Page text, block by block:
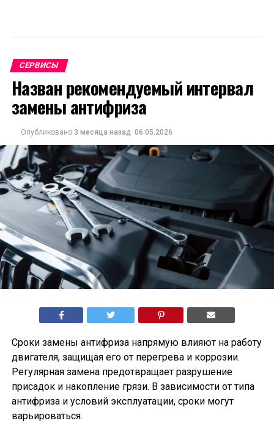
СЕРВИСЫ
Назван рекомендуемый интервал
замены антифриза
Опубликовано 3 месяца назад 06.05.2026
Сроки замены антифриза напрямую влияют на работу
двигателя, защищая его от перегрева и коррозии.
Регулярная замена предотвращает разрушение
присадок и накопление грязи. В зависимости от типа
антифриза и условий эксплуатации, сроки могут
варьироваться.